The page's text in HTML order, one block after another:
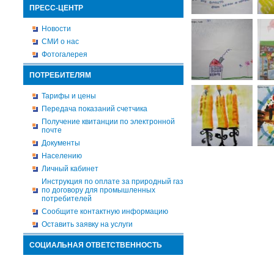
ПРЕСС-ЦЕНТР
Новости
СМИ о нас
Фотогалерея
ПОТРЕБИТЕЛЯМ
Тарифы и цены
Передача показаний счетчика
Получение квитанции по электронной
почте
Документы
Населению
Личный кабинет
Инструкция по оплате за природный газ
по договору для промышленных
потребителей
Сообщите контактную информацию
Оставить заявку на услуги
СОЦИАЛЬНАЯ ОТВЕТСТВЕННОСТЬ